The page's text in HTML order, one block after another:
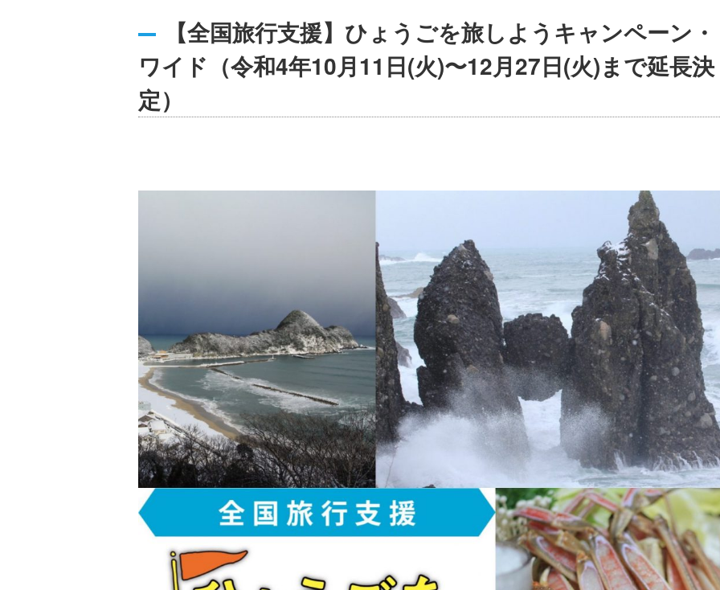
【全国旅行支援】ひょうごを旅しようキャンペーン・
ワイド（令和4年10月11日(火)〜12月27日(火)まで延長決
定）